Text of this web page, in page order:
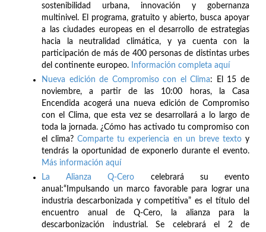
sostenibilidad urbana, innovación y gobernanza
multinivel. El programa, gratuito y abierto, busca apoyar
a las ciudades europeas en el desarrollo de estrategias
hacia la neutralidad climática, y ya cuenta con la
participación de más de 400 personas de distintas urbes
del continente europeo.
Información completa aquí
Nueva edición de Compromiso con el Clima: El 15 de
noviembre, a partir de las 10:00 horas, la Casa
Encendida acogerá una nueva edición de Compromiso
con el Clima, que esta vez se desarrollará a lo largo de
toda la jornada. ¿Cómo has activado tu compromiso con
el clima?Comparte tu experiencia en un breve textoy
tendrás la oportunidad de exponerlo durante el evento.
Más información aquí
La Alianza Q-Cero celebrará su evento
anual:“Impulsando un marco favorable para lograr una
industria descarbonizada y competitiva” es el título del
encuentro anual de Q-Cero, la alianza para la
descarbonización industrial. Se celebrará el 2 de